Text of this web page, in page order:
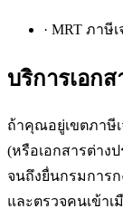
· MRT ภาษี
บริการเอก
ถ้าคุณอยู่เขตภาษี
(หรือเอกสารต่าง
จนถึงยื่นกรมการ
และตรวจคนเข้า